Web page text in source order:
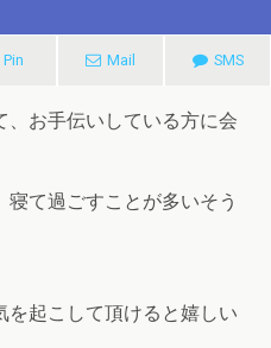
Pin Mail SMS
お手伝いしている方に会
て過ごすことが多いそう
を起こして頂けると嬉しい